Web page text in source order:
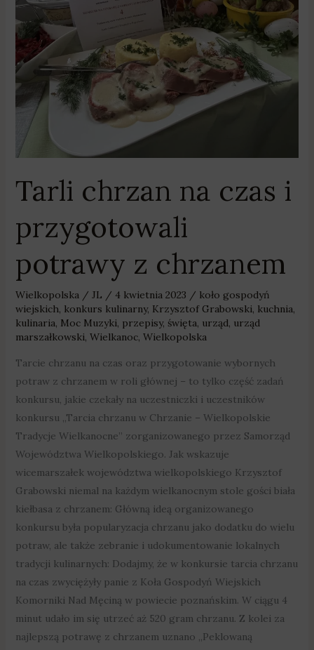
Tarli chrzan na czas i
przygotowali
potrawy z chrzanem
Wielkopolska/ JL / 4 kwietnia 2023 / koło gospodyń
wiejskich, konkurs kulinarny, Krzysztof Grabowski, kuchnia,
kulinaria, Moc Muzyki, przepisy, święta, urząd, urząd
marszałkowski, Wielkanoc, Wielkopolska
Tarcie chrzanu na czas oraz przygotowanie wybornych
potraw z chrzanem w roli głównej – to tylko część zadań
konkursu, jakie czekały na uczestniczki i uczestników
konkursu „Tarcia chrzanu w Chrzanie – Wielkopolskie
Tradycje Wielkanocne” zorganizowanego przez Samorząd
Województwa Wielkopolskiego. Jak wskazuje
wicemarszałek województwa wielkopolskiego Krzysztof
Grabowski niemal na każdym wielkanocnym stole gości biała
kiełbasa z chrzanem: Główną ideą organizowanego
konkursu była popularyzacja chrzanu jako dodatku do wielu
potraw, ale także zebranie i udokumentowanie lokalnych
tradycji kulinarnych: Dodajmy, że w konkursie tarcia chrzanu
na czas zwyciężyły panie z Koła Gospodyń Wiejskich
Komorniki Nad Męciną w powiecie poznańskim. W ciągu 4
minut udało im się utrzeć aż 520 gram chrzanu. Z kolei za
najlepszą potrawę z chrzanem uznano „Peklowaną
czas
i
przygotowali
potrawy
z
chrzanem